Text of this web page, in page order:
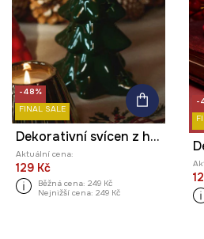
-48%
FINAL SALE
Dekorativní svícen z hlíny - vánoční stromeček
Aktuální cena:
129 Kč
Běžná cena: 249 Kč
Nejnižší cena: 249 Kč
-